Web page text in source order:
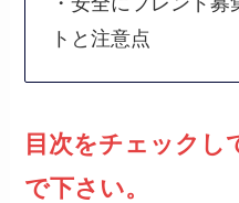
トと注意点
目次をチェックし
で下さい。